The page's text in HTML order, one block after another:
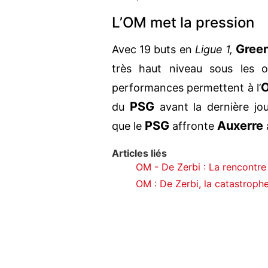
L’OM met la pression
Avec 19 buts en Ligue 1,
très haut niveau sous les
performances permettent à l’
du PSGavant la dernière
que le PSG affronte Auxerre
Articles liés
OM - De Zerbi : La
OM : De Zerbi, la